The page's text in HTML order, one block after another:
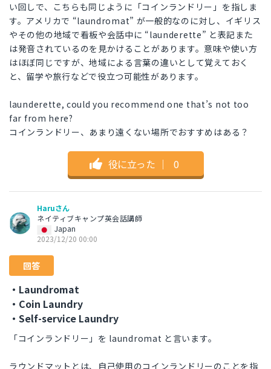
い回しで、こちらも同じように「コインランドリー」を指しま
す。アメリカで “laundromat” が一般的なのに対し、イギリス
やその他の地域で看板や会話中に “launderette” と表記また
は発音されているのを見かけることがあります。意味や使い方
はほぼ同じですが、地域による言葉の違いとして覚えておく
と、留学や旅行などで役立つ可能性があります。
launderette, could you recommend one that’s not too
far from here?
コインランドリー、あまり遠くない場所でおすすめはある？
役に立った ｜ 0
Haruさん
ネイティブキャンプ英会話講師
Japan
2023/12/20 00:00
回答
・Laundromat
・Coin Laundry
・Self-service Laundry
「コインランドリー」を laundromat と言います。
ラウンドマットとは、自己使用のコインランドリーのことを指